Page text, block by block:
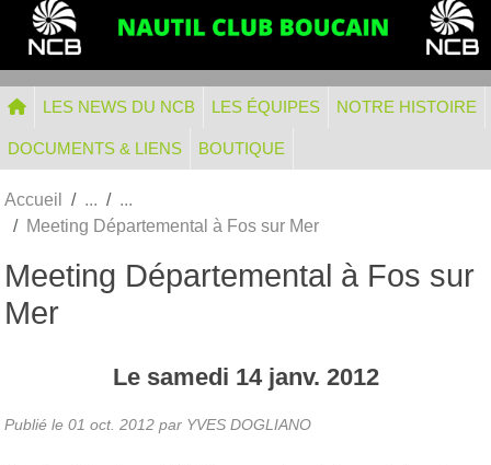
LES NEWS DU NCB LES ÉQUIPES NOTRE HISTOIRE
DOCUMENTS & LIENS BOUTIQUE
Accueil
Meeting Départemental à Fos sur Mer
Meeting Départemental à Fos sur
Mer
Le samedi 14 janv. 2012
Publié le 01 oct. 2012 par YVES DOGLIANO
Panneau de gestion des cookies